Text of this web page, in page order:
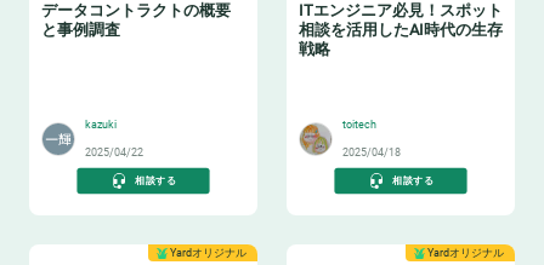
データコントラクトの概要
と事例調査
kazuki
2025/04/22
相談する
ITエンジニア必見！スポット
相談を活用したAI時代の生存
戦略
toitech
2025/04/18
相談する
Yardオリジナル Yardオリジナル